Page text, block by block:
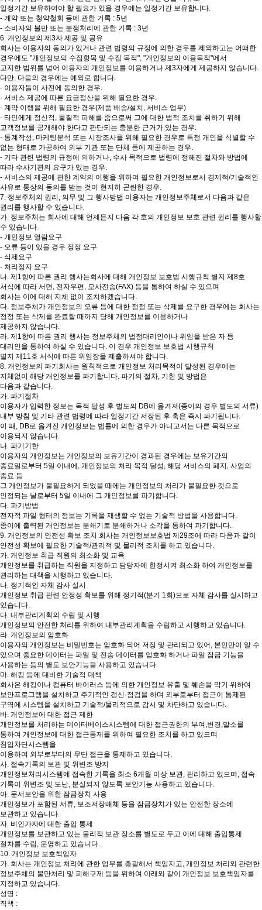
일정기간 보유하여야 할 필요가 있을 경우에는 일정기간 보유합니다.
- 계약 또는 청약철회 등에 관한 기록 : 5년
- 소비자의 불만 또는 분쟁처리에 관한 기록 : 3년
6. 개인정보의 제3자 제공 및 공유
회사는 이용자의 동의가 있거나 관련 법령의 규정에 의한 경우를 제외하고는 어떠한
경우에도 "개인정보의 수집항목 및 수집 목적", "개인정보의 이용목적"에서
고지한 범위를 넘어 이용자의 개인정보를 이용하거나 제3자에게 제공하지 않습니다.
다만, 다음의 경우에는 예외로 합니다.
- 이용자들이 사전에 동의한 경우.
- 서비스 제공에 따른 요금정산을 위해 필요한 경우.
- 계약 이행을 위해 필요한 경우(제품 배송/설치, 서비스 업무)
- 타인에게 정신적, 물질적 피해를 줌으로써 그에 대한 법적 조치를 취하기 위해
고객정보를 공개해야 한다고 판단되는 충분한 근거가 있는 경우.
- 통계작성, 마케팅분석 또는 시장조사를 위해 필요한 경우로 특정 개인을 식별할 수
없는 형태로 가공하여 외부 기관 또는 단체 등에 제공하는 경우.
- 기타 관련 법령의 규정에 의하거나, 수사 목적으로 법령에 정해진 절차와 방법에
따라 수사기관의 요구가 있는 경우.
- 서비스의 제공에 관한 계약의 이행을 위하여 필요한 개인정보로서 경제적/기술적인
사유로 통상의 동의를 받는 것이 현저히 곤란한 경우.
7. 정보주체의 권리, 의무 및 그 행사방법 이용자는 개인정보주체로서 다음과 같은
권리를 행사할 수 있습니다.
가. 정보주체는 회사에 대해 언제든지 다음 각 호의 개인정보 보호 관련 권리를 행사할
수 있습니다.
- 개인정보 열람요구
- 오류 등이 있을 경우 정정 요구
- 삭제요구
- 처리정지 요구
나. 제1항에 따른 권리 행사는회사에 대해 개인정보 보호법 시행규칙 별지 제8호
서식에 따라 서면, 전자우편, 모사전송(FAX) 등을 통하여 하실 수 있으며
회사는 이에 대해 지체 없이 조치하겠습니다.
다. 정보주체가 개인정보의 오류 등에 대한 정정 또는 삭제를 요구한 경우에는 회사는
정정 또는 삭제를 완료할 때까지 당해 개인정보를 이용하거나
제공하지 않습니다.
라. 제1항에 따른 권리 행사는 정보주체의 법정대리인이나 위임을 받은 자 등
대리인을 통하여 하실 수 있습니다. 이 경우 개인정보 보호법 시행규칙
별지 제11호 서식에 따른 위임장을 제출하셔야 합니다.
8. 개인정보의 파기회사는 원칙적으로 개인정보 처리목적이 달성된 경우에는
지체없이 해당 개인정보를 파기합니다. 파기의 절차, 기한 및 방법은
다음과 같습니다.
가. 파기절차
이용자가 입력한 정보는 목적 달성 후 별도의 DB에 옮겨져(종이의 경우 별도의 서류)
내부 방침 및 기타 관련 법령에 따라 일정기간 저장된 후 혹은 즉시 파기됩니다.
이 때, DB로 옮겨진 개인정보는 법률에 의한 경우가 아니고서는 다른 목적으로
이용되지 않습니다.
나. 파기기한
이용자의 개인정보는 개인정보의 보유기간이 경과된 경우에는 보유기간의
종료일로부터 5일 이내에, 개인정보의 처리 목적 달성, 해당 서비스의 폐지, 사업의
종료 등
그 개인정보가 불필요하게 되었을 때에는 개인정보의 처리가 불필요한 것으로
인정되는 날로부터 5일 이내에 그 개인정보를 파기합니다.
다. 파기방법
전자적 파일 형태의 정보는 기록을 재생할 수 없는 기술적 방법을 사용합니다.
종이에 출력된 개인정보는 분쇄기로 분쇄하거나 소각을 통하여 파기합니다.
9. 개인정보의 안전성 확보 조치 회사는 개인정보보호법 제29조에 따라 다음과 같이
안전성 확보에 필요한 기술적/관리적 및 물리적 조치를 하고 있습니다.
가. 개인정보 취급 직원의 최소화 및 교육
개인정보를 취급하는 직원을 지정하고 담당자에 한정시켜 최소화 하여 개인정보를
관리하는 대책을 시행하고 있습니다.
나. 정기적인 자체 감사 실시
개인정보 취급 관련 안정성 확보를 위해 정기적(분기 1회)으로 자체 감사를 실시하고
있습니다.
다. 내부관리계획의 수립 및 시행
개인정보의 안전한 처리를 위하여 내부관리계획을 수립하고 시행하고 있습니다.
라. 개인정보의 암호화
이용자의 개인정보는 비밀번호는 암호화 되어 저장 및 관리되고 있어, 본인만이 알 수
있으며 중요한 데이터는 파일 및 전송 데이터를 암호화 하거나 파일 잠금 기능을
사용하는 등의 별도 보안기능을 사용하고 있습니다.
마. 해킹 등에 대비한 기술적 대책
회사은 해킹이나 컴퓨터 바이러스 등에 의한 개인정보 유출 및 훼손을 막기 위하여
보안프로그램을 설치하고 주기적인 갱신·점검을 하며 외부로부터 접근이 통제된
구역에 시스템을 설치하고 기술적/물리적으로 감시 및 차단하고 있습니다.
바. 개인정보에 대한 접근 제한
개인정보를 처리하는 데이터베이스시스템에 대한 접근권한의 부여,변경,말소를
통하여 개인정보에 대한 접근통제를 위하여 필요한 조치를 하고 있으며
침입차단시스템을
이용하여 외부로부터의 무단 접근을 통제하고 있습니다.
사. 접속기록의 보관 및 위변조 방지
개인정보처리시스템에 접속한 기록을 최소 6개월 이상 보관, 관리하고 있으며, 접속
기록이 위변조 및 도난, 분실되지 않도록 보안기능 사용하고 있습니다.
아. 문서보안을 위한 잠금장치 사용
개인정보가 포함된 서류, 보조저장매체 등을 잠금장치가 있는 안전한 장소에
보관하고 있습니다.
자. 비인가자에 대한 출입 통제
개인정보를 보관하고 있는 물리적 보관 장소를 별도로 두고 이에 대해 출입통제
절차를 수립, 운영하고 있습니다.
10. 개인정보 보호책임자
가. 회사는 개인정보 처리에 관한 업무를 총괄해서 책임지고, 개인정보 처리와 관련한
정보주체의 불만처리 및 피해구제 등을 위하여 아래와 같이 개인정보 보호책임자를
지정하고 있습니다.
성명 :
직책 :